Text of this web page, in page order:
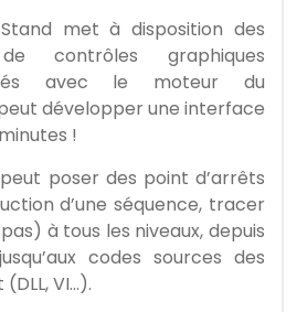
met à disposition des
contrôles graphiques
avec le moteur du
développer une interface
!
poser des point d’arrêts
d’une séquence, tracer
à tous les niveaux, depuis
codes sources des
VI…).